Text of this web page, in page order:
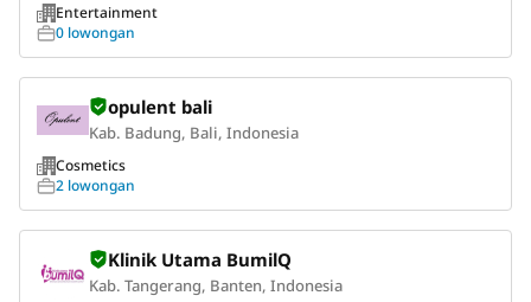
Entertainment
0 lowongan
opulent bali
Kab. Badung, Bali, Indonesia
Cosmetics
2 lowongan
Klinik Utama BumilQ
Kab. Tangerang, Banten, Indonesia